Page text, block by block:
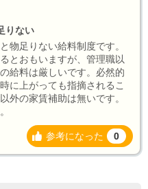
りない
物足りない給料制度です。
とおもいますが、管理職以
給料は厳しいです。必然的
に上がっても指摘されるこ
外の家賃補助は無いです。
参考になった 0